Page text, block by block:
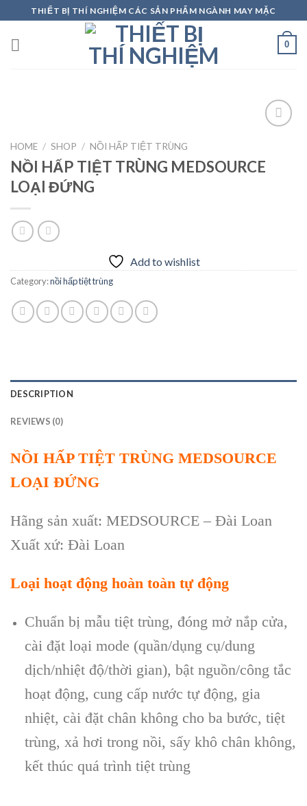
to
content
THIẾT BỊ THÍ NGHIỆM CÁC SẢN PHẨM NGÀNH MAY MẶC
0
Add to
wishlist
HOME / SHOP / NỒI HẤP TIỆT TRÙNG
NỒI HẤP TIỆT TRÙNG MEDSOURCE
LOẠI ĐỨNG
Add to wishlist
Category:nồi hấp tiệt trùng
DESCRIPTION
REVIEWS (0)
NỒI HẤP TIỆT TRÙNG MEDSOURCE
LOẠI ĐỨNG
Hãng sản xuất: MEDSOURCE – Đài Loan
Xuất xứ: Đài Loan
Loại hoạt động hoàn toàn tự động
Chuẩn bị mẫu tiệt trùng, đóng mở nắp cửa,
cài đặt loại mode (quần/dụng cụ/dung
dịch/nhiệt độ/thời gian), bật nguồn/công tắc
hoạt động, cung cấp nước tự động, gia
nhiệt, cài đặt chân không cho ba bước, tiệt
trùng, xả hơi trong nồi, sấy khô chân không,
kết thúc quá trình tiệt trùng